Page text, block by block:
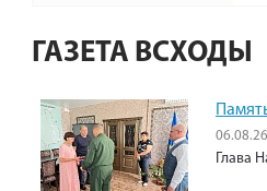
ГАЗЕТА ВСХОДЫ
Глава